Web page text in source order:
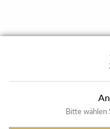
Bitte wählen